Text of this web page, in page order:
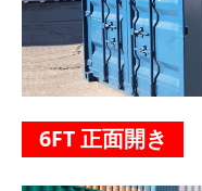
6FT 正面開き